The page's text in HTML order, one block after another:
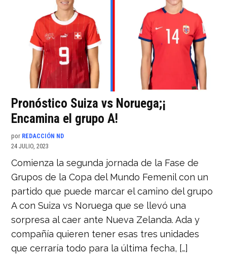
Pronóstico Suiza vs Noruega;¡
Encamina el grupo A!
por REDACCIÓN ND
24 JULIO, 2023
Comienza la segunda jornada de la Fase de
Grupos de la Copa del Mundo Femenil con un
partido que puede marcar el camino del grupo
A con Suiza vs Noruega que se llevó una
sorpresa al caer ante Nueva Zelanda. Ada y
compañía quieren tener esas tres unidades
que cerraría todo para la última fecha, […]